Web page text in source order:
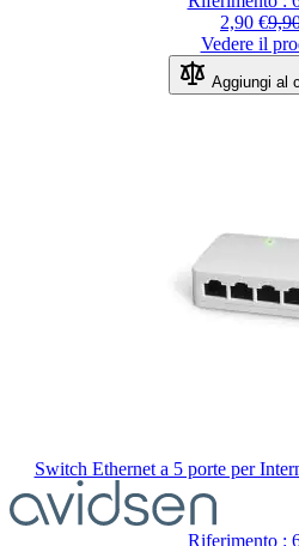
2,90 €
Vedere il
Aggiungi al
Switch Ethernet a 5 porte per
Riferimento :